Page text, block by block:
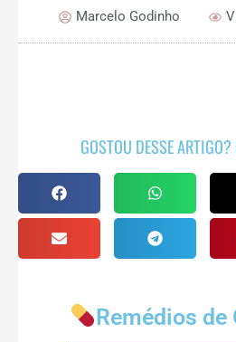
Marcelo Godinho
GOSTOU DESSE
Remédios de